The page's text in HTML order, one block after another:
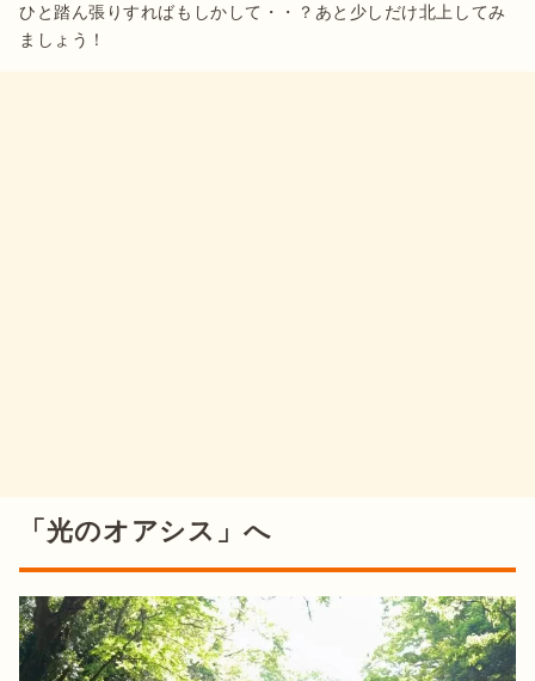
ひと踏ん張りすればもしかして・・？あと少しだけ北上してみ
ましょう！
「光のオアシス」へ